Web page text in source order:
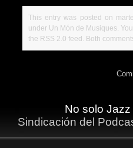
This entry was posted on
under Un Món de Musiques.
the RSS 2.0 feed. Both
No solo
Sindicación del